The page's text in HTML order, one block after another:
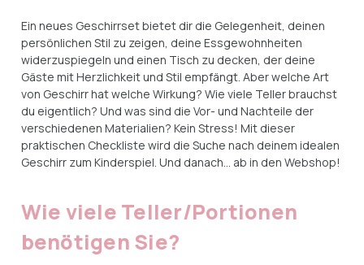
Ein neues Geschirrset bietet dir die Gelegenheit, deinen
persönlichen Stil zu zeigen, deine Essgewohnheiten
widerzuspiegeln und einen Tisch zu decken, der deine
Gäste mit Herzlichkeit und Stil empfängt. Aber welche Art
von Geschirr hat welche Wirkung? Wie viele Teller brauchst
du eigentlich? Und was sind die Vor- und Nachteile der
verschiedenen Materialien? Kein Stress! Mit dieser
praktischen Checkliste wird die Suche nach deinem idealen
Geschirr zum Kinderspiel. Und danach… ab in den Webshop!
Wie viele Teller/Portionen
benötigen Sie?